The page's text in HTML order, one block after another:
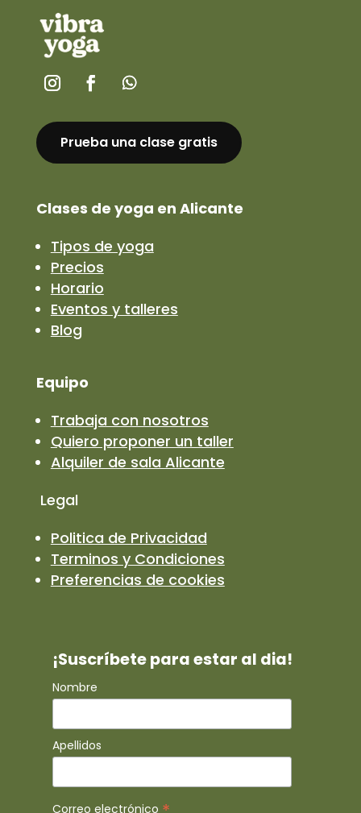
Prueba una clase gratis
Clases de yoga en Alicante
Tipos de yoga
Precios
Horario
Eventos y talleres
Blog
Equipo
Trabaja con nosotros
Quiero proponer un taller
Alquiler de sala Alicante
Legal
Politica de Privacidad
Terminos y Condiciones
Preferencias de cookies
¡Suscríbete para estar al dia!
Nombre
Apellidos
Correo electrónico